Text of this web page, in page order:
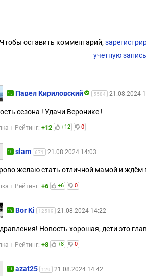
Чтобы оставить комментарий,
учетную запись
15 Павел Кириловский 5584 21.08.2024
сезона ! Удачи Веронике !
Рейтинг: +12 +12 0
10 slam 671 21.08.2024 14:03
желаю стать отличной мамой и
Рейтинг: +6 +6 0
19 Bor Ki 12519 21.08.2024 14:22
Новость хорошая, дети это
Рейтинг: +8 +8 0
11 azat25 129 21.08.2024 14:42